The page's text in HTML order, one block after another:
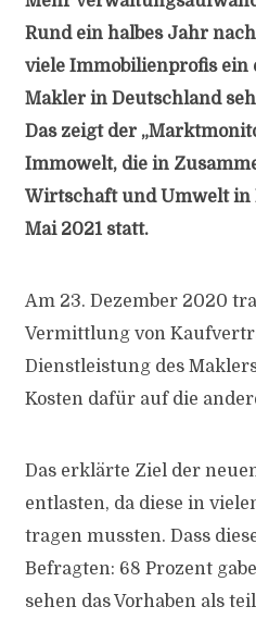
Rund ein halbes Jahr
viele Immobilienprofis ein
Makler in Deutschland
Das zeigt der
Immowelt, die in
Wirtschaft und Umwelt in
Mai 2021 statt.
Am 23. Dezember 2020
Vermittlung von
Dienstleistung des
Kosten dafür auf die
Das erklärte Ziel der
entlasten, da diese in
tragen mussten. Dass
Befragten: 68 Prozent
sehen das Vorhaben als